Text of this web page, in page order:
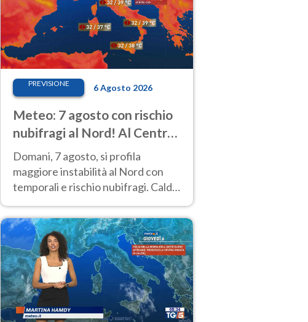
PREVISIONE 6 Agosto 2026
Meteo: 7 agosto con rischio
nubifragi al Nord! Al Centro-
Sud caldo estremo
Domani, 7 agosto, si profila
maggiore instabilità al Nord con
temporali e rischio nubifragi. Caldo
previsioni.